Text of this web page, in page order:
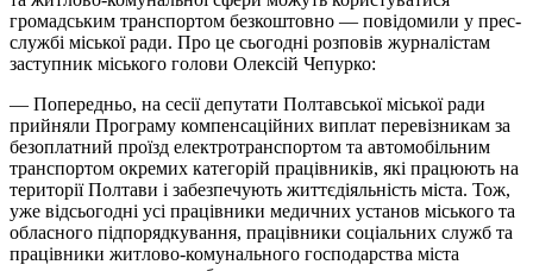
громадським транспортом безкоштовно — повідомили у прес-
службі міської ради. Про це сьогодні розповів журналістам
заступник міського голови Олексій Чепурко:
— Попередньо, на сесії депутати Полтавської міської ради
прийняли Програму компенсаційних виплат перевізникам за
безоплатний проїзд електротранспортом та автомобільним
транспортом окремих категорій працівників, які працюють на
території Полтави і забезпечують життєдіяльність міста. Тож,
уже відсьогодні усі працівники медичних установ міського та
обласного підпорядкування, працівники соціальних служб та
працівники житлово-комунального господарства міста